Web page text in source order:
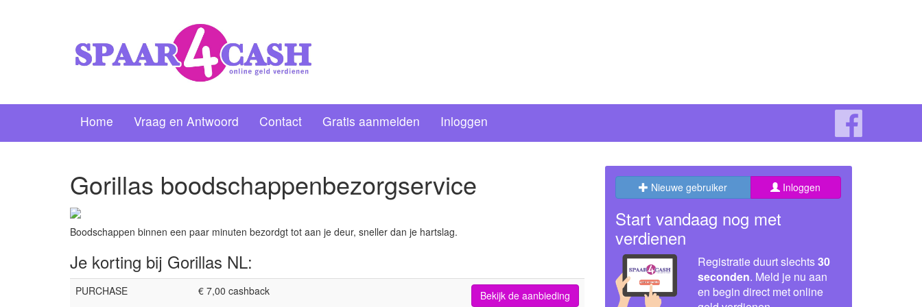
Home Vraag en Antwoord Contact Gratis aanmelden Inloggen
Gorillas boodschappenbezorgservice
Boodschappen binnen een paar minuten bezordgt tot aan je deur, sneller dan je hartslag.
Je korting bij Gorillas NL:
PURCHASE € 7,00 cashback Bekijk de aanbieding
Nieuwe gebruiker Inloggen
Start vandaag nog met
verdienen
Registratie duurt slechts30
seconden. Meld je nu aan
en begin direct met online